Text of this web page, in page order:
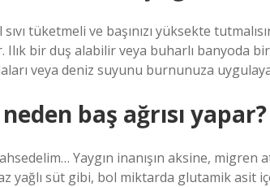
tüketmeli ve başınızı yüksekte
Ilık bir duş alabilir veya buharlı banyoda
veya deniz suyunu burnunuza
baş ağrısı yapar?
Yaygın inanışın aksine, migren
yağlı süt gibi, bol miktarda glutamik asit